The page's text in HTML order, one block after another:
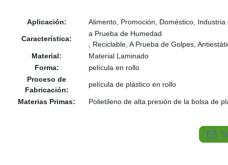
Aplicación: Alimento, Promoción, Doméstico,
Característica:
a Prueba de Humedad
, Reciclable, A Prueba de Golpes,
Material:
Material Laminado
Forma:
película en rollo
Proceso de
Fabricación:
película de plástico en rollo
Materias Primas: Polietileno de alta presión de la bolsa de